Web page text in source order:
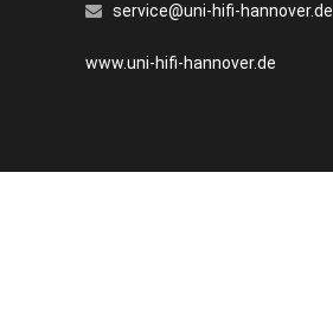
service@uni-hifi-hannover.de
www.uni-hifi-hannover.de